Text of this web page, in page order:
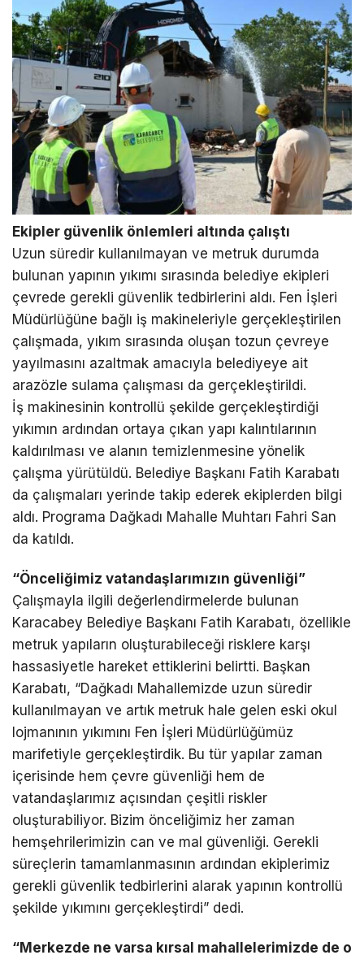
Ekipler güvenlik önlemleri altında çalıştı
Uzun süredir kullanılmayan ve metruk durumda
bulunan yapının yıkımı sırasında belediye ekipleri
çevrede gerekli güvenlik tedbirlerini aldı. Fen İşleri
Müdürlüğüne bağlı iş makineleriyle gerçekleştirilen
çalışmada, yıkım sırasında oluşan tozun çevreye
yayılmasını azaltmak amacıyla belediyeye ait
arazözle sulama çalışması da gerçekleştirildi.
İş makinesinin kontrollü şekilde gerçekleştirdiği
yıkımın ardından ortaya çıkan yapı kalıntılarının
kaldırılması ve alanın temizlenmesine yönelik
çalışma yürütüldü. Belediye Başkanı Fatih Karabatı
da çalışmaları yerinde takip ederek ekiplerden bilgi
aldı. Programa Dağkadı Mahalle Muhtarı Fahri San
da katıldı.
“Önceliğimiz vatandaşlarımızın güvenliği”
Çalışmayla ilgili değerlendirmelerde bulunan
Karacabey Belediye Başkanı Fatih Karabatı, özellikle
metruk yapıların oluşturabileceği risklere karşı
hassasiyetle hareket ettiklerini belirtti. Başkan
Karabatı, “Dağkadı Mahallemizde uzun süredir
kullanılmayan ve artık metruk hale gelen eski okul
lojmanının yıkımını Fen İşleri Müdürlüğümüz
marifetiyle gerçekleştirdik. Bu tür yapılar zaman
içerisinde hem çevre güvenliği hem de
vatandaşlarımız açısından çeşitli riskler
oluşturabiliyor. Bizim önceliğimiz her zaman
hemşehrilerimizin can ve mal güvenliği. Gerekli
süreçlerin tamamlanmasının ardından ekiplerimiz
gerekli güvenlik tedbirlerini alarak yapının kontrollü
şekilde yıkımını gerçekleştirdi” dedi.
“Merkezde ne varsa kırsal mahallelerimizde de o